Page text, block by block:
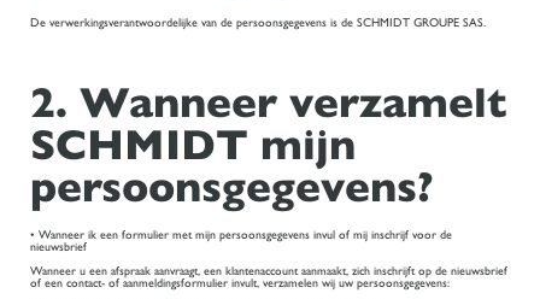
De verwerkingsverantwoordelijke van de persoonsgegevens is de SCHMIDT GROUPE SAS.
2. Wanneer verzamelt
SCHMIDT mijn
persoonsgegevens?
• Wanneer ik een formulier met mijn persoonsgegevens invul of mij inschrijf voor de
nieuwsbrief
Wanneer u een afspraak aanvraagt, een klantenaccount aanmaakt, zich inschrijft op de nieuwsbrief
of een contact- of aanmeldingsformulier invult, verzamelen wij uw persoonsgegevens: